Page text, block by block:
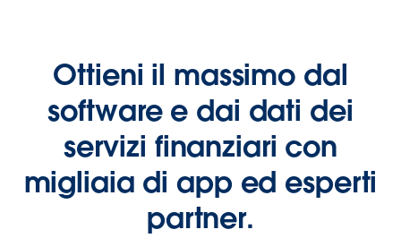
Ottieni il massimo dal
software e dai dati dei
servizi finanziari con
migliaia di app ed esperti
partner.